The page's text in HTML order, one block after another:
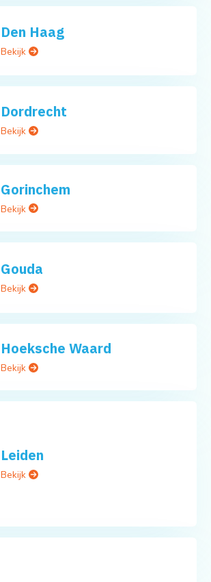
Den Haag
Bekijk
Dordrecht
Bekijk
Gorinchem
Bekijk
Gouda
Bekijk
Hoeksche Waard
Bekijk
Leiden
Bekijk